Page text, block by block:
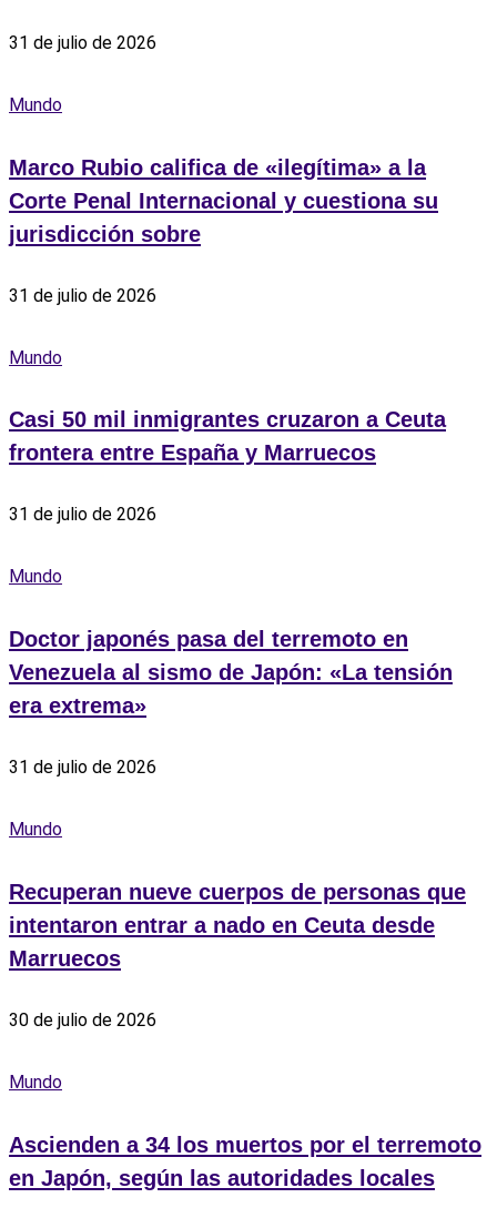
31 de julio de 2026
Mundo
Marco Rubio califica de «ilegítima» a la
Corte Penal Internacional y cuestiona su
jurisdicción sobre
31 de julio de 2026
Mundo
Casi 50 mil inmigrantes cruzaron a Ceuta
frontera entre España y Marruecos
31 de julio de 2026
Mundo
Doctor japonés pasa del terremoto en
Venezuela al sismo de Japón: «La tensión
era extrema»
31 de julio de 2026
Mundo
Recuperan nueve cuerpos de personas que
intentaron entrar a nado en Ceuta desde
Marruecos
30 de julio de 2026
Mundo
Ascienden a 34 los muertos por el terremoto
en Japón, según las autoridades locales